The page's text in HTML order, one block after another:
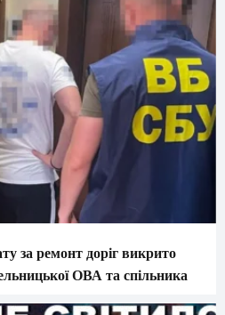
за ремонт доріг викрито
ОВА та спільника